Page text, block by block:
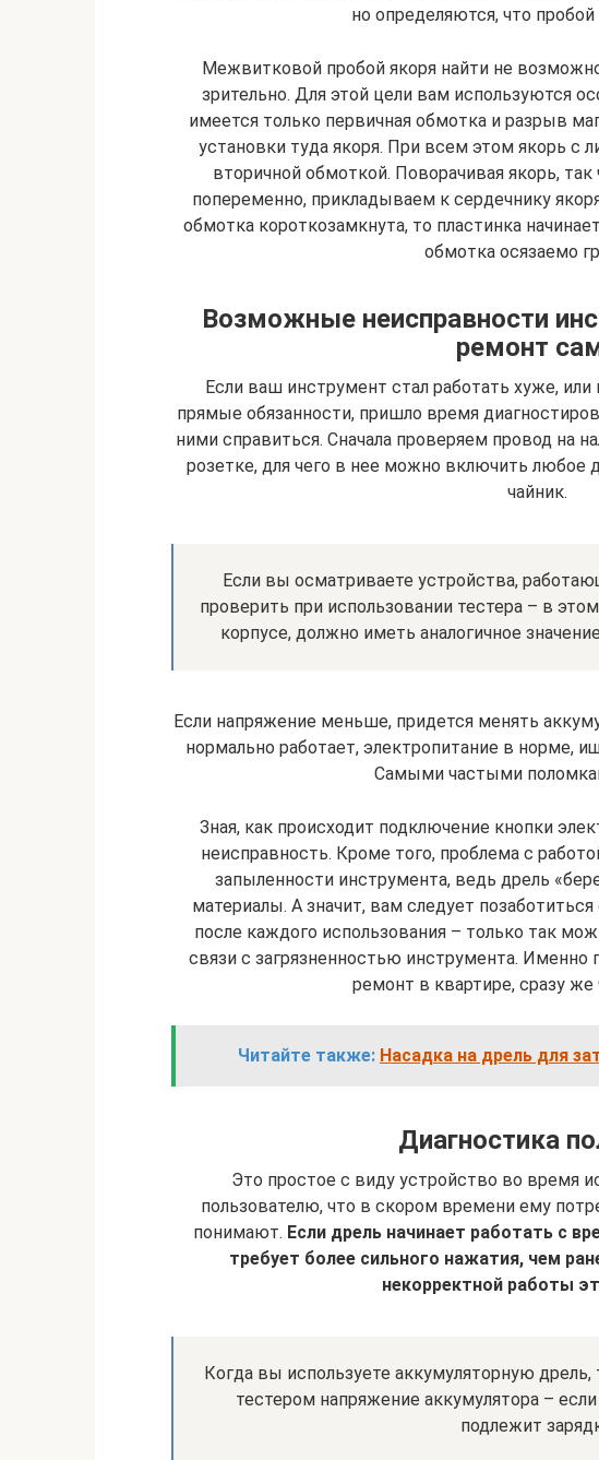
но определяются, что пробой
Межвитковой пробой якоря найти не
зрительно. Для этой цели вам используются
имеется только первичная обмотка и разрыв
установки туда якоря. При всем этом якорь с
вторичной обмоткой. Поворачивая якорь,
попеременно, прикладываем к сердечнику
обмотка короткозамкнута, то пластинка
обмотка осязаемо
Возможные неисправности
ремонт
Если ваш инструмент стал работать хуже,
прямые обязанности, пришло время
ними справиться. Сначала проверяем провод на
розетке, для чего в нее можно включить любое
чайник.
Если вы осматриваете устройства,
проверить при использовании тестера – в
корпусе, должно иметь аналогичное
Если напряжение меньше, придется менять
нормально работает, электропитание в норме,
Самыми частыми
Зная, как происходит подключение кнопки
неисправность. Кроме того, проблема с
запыленности инструмента, ведь дрель
материалы. А значит, вам следует
после каждого использования – только так
связи с загрязненностью инструмента. Именно
ремонт в квартире, сразу же
Читайте также: Насадка на дрель для
Диагностика
Это простое с виду устройство во время
пользователю, что в скором времени ему
понимают. Если дрель начинает работать с
требует более сильного нажатия, чем
некорректной работы
Когда вы используете аккумуляторную
тестером напряжение аккумулятора –
подлежит